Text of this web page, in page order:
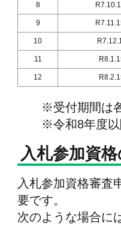
8
9
10
11
12
※受付期間は各
※令和8年度以降
入札参加資
入札参加資格審査
要です。
次のような場合に